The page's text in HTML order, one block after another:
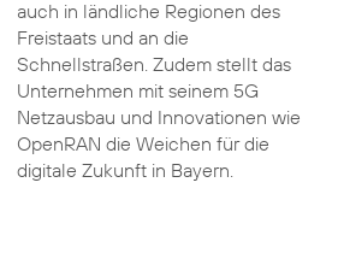
auch in ländliche Regionen des
Freistaats und an die
Schnellstraßen. Zudem stellt das
Unternehmen mit seinem 5G
Netzausbau und Innovationen wie
OpenRAN die Weichen für die
digitale Zukunft in Bayern.